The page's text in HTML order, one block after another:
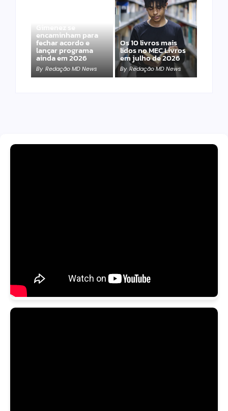
Gimenez se
encaminham para
fechar acordo e
lançar programa
ainda em 2026
By Redação MD News
Os 10 livros mais
lidos no MEC Livros
em julho de 2026
By Redação MD News